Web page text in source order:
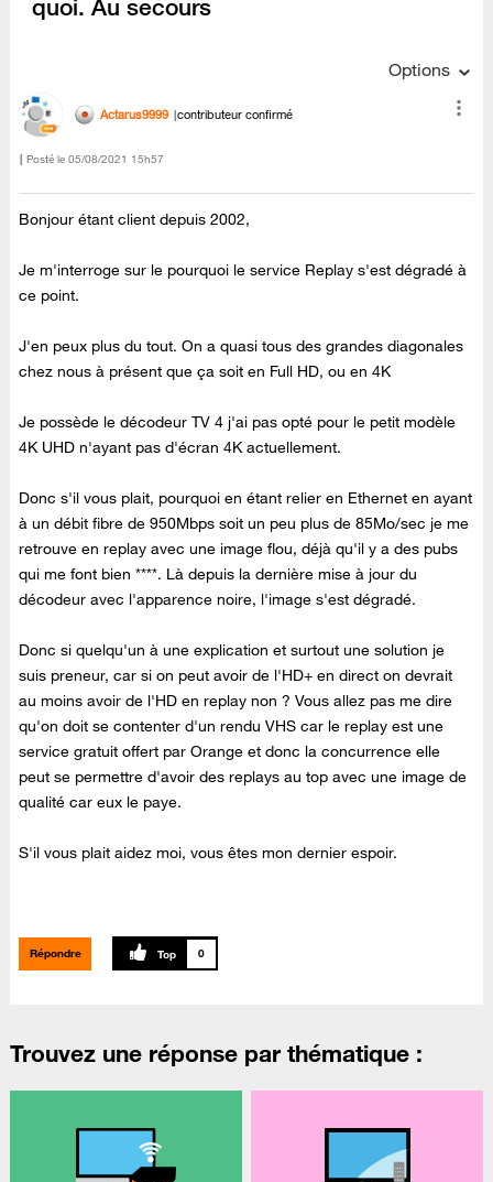
quoi. Au secours
Options
Actarus9999 contributeur confirmé
Posté le ‎05/08/2021 15h57
Bonjour étant client depuis 2002,
Je m'interroge sur le pourquoi le service Replay s'est dégradé à
ce point.
J'en peux plus du tout. On a quasi tous des grandes diagonales
chez nous à présent que ça soit en Full HD, ou en 4K
Je possède le décodeur TV 4 j'ai pas opté pour le petit modèle
4K UHD n'ayant pas d'écran 4K actuellement.
Donc s'il vous plait, pourquoi en étant relier en Ethernet en ayant
à un débit fibre de 950Mbps soit un peu plus de 85Mo/sec je me
retrouve en replay avec une image flou, déjà qu'il y a des pubs
qui me font bien ****. Là depuis la dernière mise à jour du
décodeur avec l'apparence noire, l'image s'est dégradé.
Donc si quelqu'un à une explication et surtout une solution je
suis preneur, car si on peut avoir de l'HD+ en direct on devrait
au moins avoir de l'HD en replay non ? Vous allez pas me dire
qu'on doit se contenter d'un rendu VHS car le replay est une
service gratuit offert par Orange et donc la concurrence elle
peut se permettre d'avoir des replays au top avec une image de
qualité car eux le paye.
S'il vous plait aidez moi, vous êtes mon dernier espoir.
Répondre 0
Trouvez une réponse par thématique :